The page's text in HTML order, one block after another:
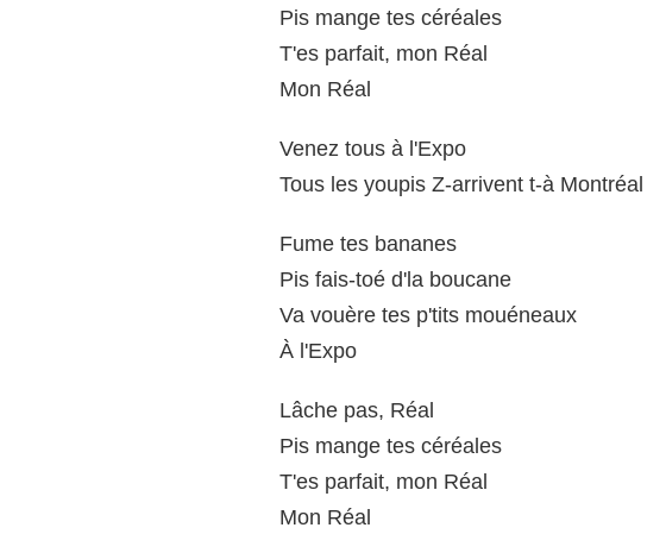
Pis mange tes céréales
T'es parfait, mon Réal
Mon Réal
Venez tous à l'Expo
Tous les youpis Z-arrivent t-à Montréal
Fume tes bananes
Pis fais-toé d'la boucane
Va vouère tes p'tits mouéneaux
À l'Expo
Lâche pas, Réal
Pis mange tes céréales
T'es parfait, mon Réal
Mon Réal